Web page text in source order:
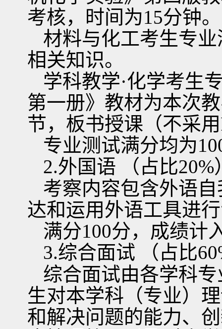
考核，时间为15分钟。
材料与化工考生专
相关知识。
学科教学·化学考生
第一册》教材为本次
节，板书授课（不采用
专业测试满分均为
2.外国语 （占比20%
考察内容包含外语
达和运用外语工具进
满分100分，成绩计
3.综合面试 （占比
综合面试由各学科
生对本学科（专业）
和解决问题的能力、